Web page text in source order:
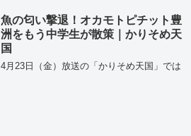
魚の匂い撃退！オカモトピチット豊
洲をもう中学生が散策｜かりそめ天
国
4月23日（金）放送の「かりそめ天国」では